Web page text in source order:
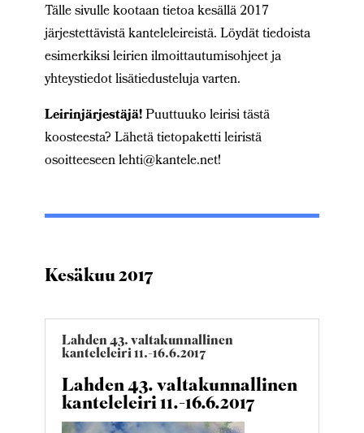
Tälle sivulle kootaan tietoa kesällä 2017
järjestettävistä kanteleleireistä. Löydät tiedoista
esimerkiksi leirien ilmoittautumisohjeet ja
yhteystiedot lisätiedusteluja varten.
Leirinjärjestäjä!Puuttuuko leirisi tästä
koosteesta? Lähetä tietopaketti leiristä
osoitteeseen lehti@kantele.net!
Kesäkuu 2017
Lahden 43. valtakunnallinen
kanteleleiri 11.-16.6.2017
Lahden 43. valtakunnallinen
kanteleleiri 11.-16.6.2017